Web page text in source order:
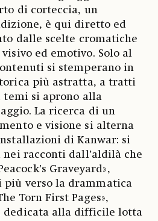
di corteccia, un
è qui diretto ed
dalle scelte cromatiche
ed emotivo. Solo al
si stemperano in
più astratta, a tratti
temi si aprono alla
La ricerca di un
e visione si alterna
di Kanwar: si
nei racconti dall’aldilà che
Graveyard»,
più verso la drammatica
Torn First Pages»,
dedicata alla difficile lotta